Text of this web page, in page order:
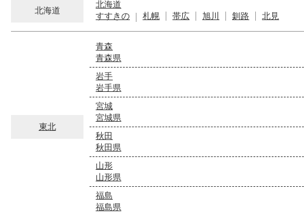
北海道
北海道
すすきの
札幌 帯広 旭川 釧路 北見
東北
青森
青森県
岩手
岩手県
宮城
宮城県
秋田
秋田県
山形
山形県
福島
福島県